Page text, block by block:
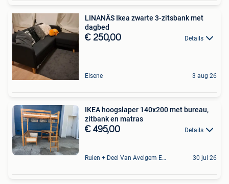
LINANÄS Ikea zwarte 3-zitsbank met
dagbed
€ 250,00 Details
Elsene 3 aug 26
IKEA hoogslaper 140x200 met bureau,
zitbank en matras
€ 495,00 Details
Ruien + Deel Van Avelgem En Waarmaarde 30 jul 26